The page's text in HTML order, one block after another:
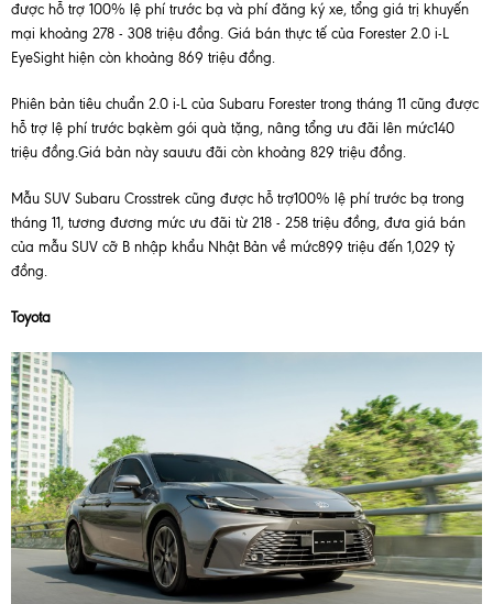
được hỗ trợ 100% lệ phí trước bạ và phí đăng ký xe, tổng giá trị khuyến
mại khoảng 278 - 308 triệu đồng. Giá bán thực tế của Forester 2.0 i-L
EyeSight hiện còn khoảng 869 triệu đồng.
Phiên bản tiêu chuẩn 2.0 i-L của Subaru Forester trong tháng 11 cũng được
hỗ trợ lệ phí trước bạkèm gói quà tặng, nâng tổng ưu đãi lên mức140
triệu đồng.Giá bản này sauưu đãi còn khoảng 829 triệu đồng.
Mẫu SUV Subaru Crosstrek cũng được hỗ trợ100% lệ phí trước bạ trong
tháng 11, tương đương mức ưu đãi từ 218 - 258 triệu đồng, đưa giá bán
của mẫu SUV cỡ B nhập khẩu Nhật Bản về mức899 triệu đến 1,029 tỷ
đồng.
Toyota